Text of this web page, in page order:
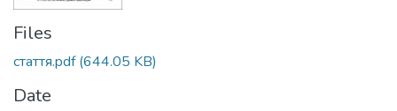
Files
стаття.pdf(644.05 KB)
Date